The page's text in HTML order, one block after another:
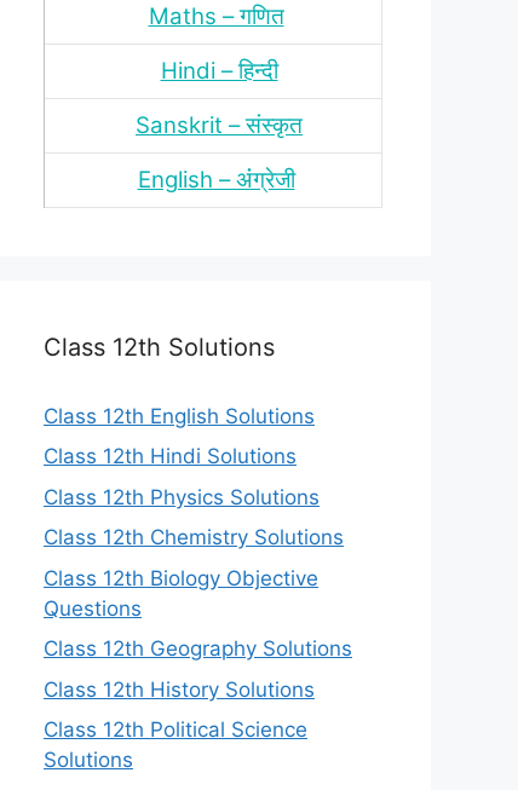
Maths – गणित
Hindi – हिन्‍दी
Sanskrit – संस्‍कृत
English – अंंग्रेजी
Class 12th Solutions
Class 12th English Solutions
Class 12th Hindi Solutions
Class 12th Physics Solutions
Class 12th Chemistry Solutions
Class 12th Biology Objective
Questions
Class 12th Geography Solutions
Class 12th History Solutions
Class 12th Political Science
Solutions